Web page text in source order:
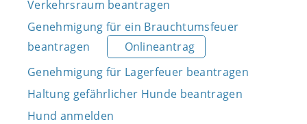
Verkehrsraum beantragen
Genehmigung für ein Brauchtumsfeuer
beantragen
Onlineantrag
Genehmigung für Lagerfeuer beantragen
Haltung gefährlicher Hunde beantragen
Hund anmelden